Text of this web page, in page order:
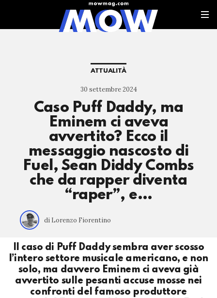
ATTUALITÀ
30 settembre 2024
Caso Puff Daddy, ma
Eminem ci aveva
avvertito? Ecco il
messaggio nascosto di
Fuel, Sean Diddy Combs
che da rapper diventa
“raper”, e…
di Lorenzo Fiorentino
Il caso di Puff Daddy sembra aver scosso
l’intero settore musicale americano, e non
solo, ma davvero Eminem ci aveva già
avvertito sulle pesanti accuse mosse nei
confronti del famoso produttore